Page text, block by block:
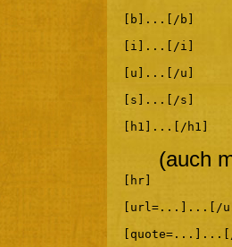
[b]...[/b]
[i]...[/i]
[u]...[/u]
[s]...[/s]
[h1]...[/h1]
(auch
[hr]
[url=...]...[/